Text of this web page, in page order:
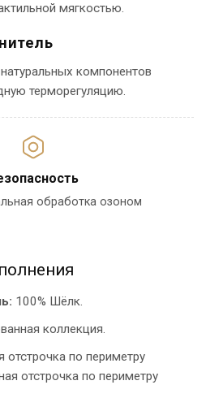
мягкостью.
компонентов
терморегуляцию.
обработка озоном
100% Шёлк.
коллекция.
отстрочка по периметру
отстрочка по периметру